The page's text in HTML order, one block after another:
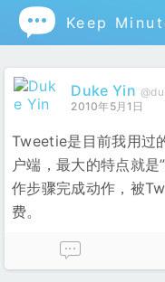
 Keep
Duke Yin
2010年5月1日
Tweetie是目前我用过
户端，最大的特点就
作步骤完成动作，被
费。